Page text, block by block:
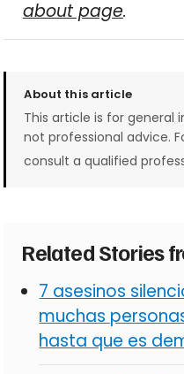
about page.
About this article
This article is for general
not professional advice.
consult a qualified
Related Stories
7 asesinos
muchas
hasta que es